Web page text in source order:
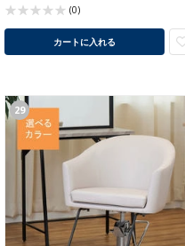
(0)
カートに入れる
29